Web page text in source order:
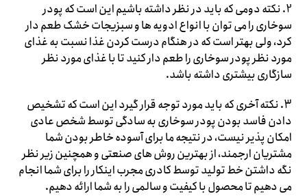
2. نکته دومی که باید در نظر داشته باشیم این است که پودر
سوخاری را می توان با انواع ادویه ها و سبزیجات خشک طعم دار
کرد، ولی بهتر است که در هنگام درست کردن غذا نسبت به غذای
مورد نظر پودر سوخاری را طعم دار کنید تا با غذای مورد نظر
سازگاری بیشتری داشته باشد.
3. نکته آخری که باید مورد توجه قرار گیرد این است که تشخیص
دادن فاسد بودن پودر سوخاری به سادگی توسط شخص عادی
امکان پذیر نیست، در نتیجه ما برای آسوده خاطر بودن شما
مشتریان ارجمند، از بهترین روش های صنعتی و همچنین زیر نظر
نگه داشتن خط تولید توسط کادری مجرب اینکار را برای شما انجام
می دهیم تا محصول با کیفیت و سالمی را به شما ارائه دهیم.